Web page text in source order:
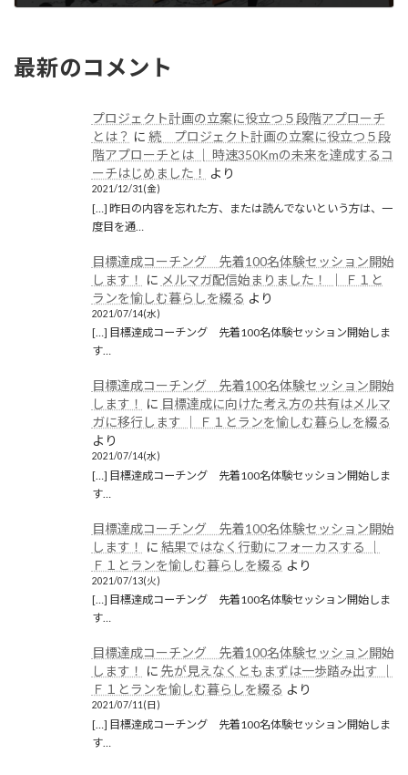
最新のコメント
プロジェクト計画の立案に役立つ５段階アプローチ
とは？ に 続 プロジェクト計画の立案に役立つ５段
階アプローチとは │ 時速350Kmの未来を達成するコ
ーチはじめました！
より
2021/12/31(金)
[…] 昨日の内容を忘れた方、または読んでないという方は、一
度目を通…
目標達成コーチング 先着100名体験セッション開始
します！
に メルマガ配信始まりました！ │ Ｆ１と
ランを愉しむ暮らしを綴る より
2021/07/14(水)
[…] 目標達成コーチング 先着100名体験セッション開始しま
す…
目標達成コーチング 先着100名体験セッション開始
します！
に 目標達成に向けた考え方の共有はメルマ
ガに移行します │ Ｆ１とランを愉しむ暮らしを綴る
より
2021/07/14(水)
[…] 目標達成コーチング 先着100名体験セッション開始しま
す…
目標達成コーチング 先着100名体験セッション開始
します！
に 結果ではなく行動にフォーカスする │
Ｆ１とランを愉しむ暮らしを綴る より
2021/07/13(火)
[…] 目標達成コーチング 先着100名体験セッション開始しま
す…
目標達成コーチング 先着100名体験セッション開始
します！
に 先が見えなくともまずは一歩踏み出す │
Ｆ１とランを愉しむ暮らしを綴る より
2021/07/11(日)
[…] 目標達成コーチング 先着100名体験セッション開始しま
す…